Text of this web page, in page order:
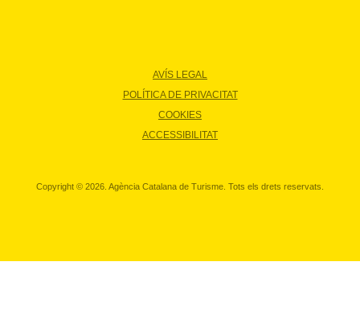
AVÍS LEGAL
POLÍTICA DE PRIVACITAT
COOKIES
ACCESSIBILITAT
Copyright © 2026. Agència Catalana de Turisme. Tots els drets reservats.